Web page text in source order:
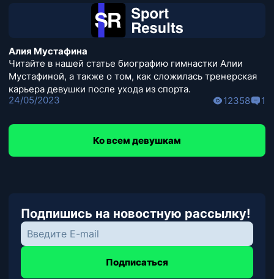
Алия Мустафина
Читайте в нашей статье биографию гимнастки Алии
Мустафиной, а также о том, как сложилась тренерская
карьера девушки после ухода из спорта.
24/05/2023
12358 1
Ко всем девушкам
Подпишись на новостную рассылку!
Подписаться